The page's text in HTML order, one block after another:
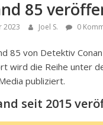
85
2023 Joel S. 0
85 von Detektiv Conan
wird die Reihe unter
publiziert.
seit 2015